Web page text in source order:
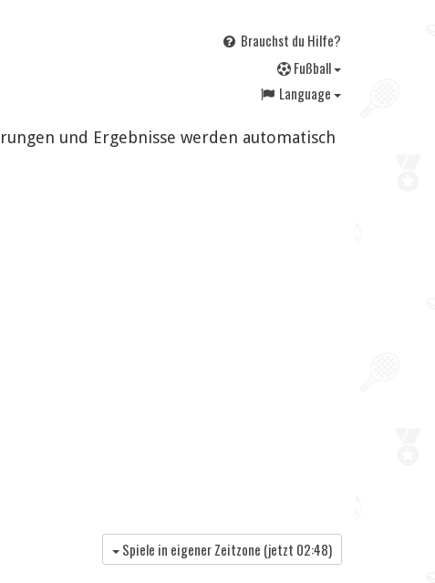
Brauchst du Hilfe?
Fußball
Language
und Ergebnisse werden automatisch
Spiele in eigener Zeitzone (jetzt 02:48)